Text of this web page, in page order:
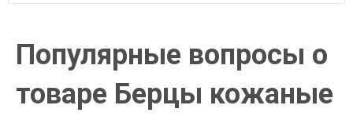
Популярные вопросы о
товаре Берцы кожаные